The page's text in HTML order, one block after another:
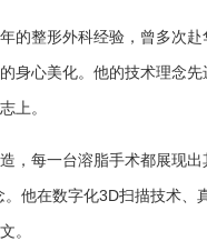
的整形外科经验，曾多次
身心美化。他的技术理念
上。
，每一台溶脂手术都展现
他在数字化3D扫描技术
。